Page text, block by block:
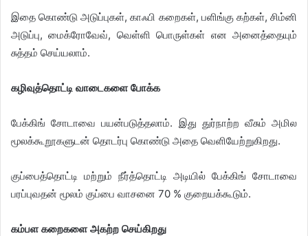
இதை கொண்டு அடுப்புகள், காஃபி கறைகள், பளிங்கு கற்கள், சிம்னி
அடுப்பு, மைக்ரோவேவ், வெள்ளி பொருள்கள் என அனைத்தையும்
சுத்தம் செய்யலாம்.
​கழிவுத்தொட்டி வாடைகளை போக்க
பேக்கிங் சோடாவை பயன்படுத்தலாம். இது துர்நாற்ற வீசும் அமில
மூலக்கூறூகளுடன் தொடர்பு கொண்டு அதை வெளியேற்றுகிறது.
குப்பைத்தொட்டி மற்றும் நீர்த்தொட்டி அடியில் பேக்கிங் சோடாவை
பரப்புவதன் மூலம் குப்பை வாசனை 70 % குறையக்கூடும்.
கம்பள கறைகளை அகற்ற செய்கிறது